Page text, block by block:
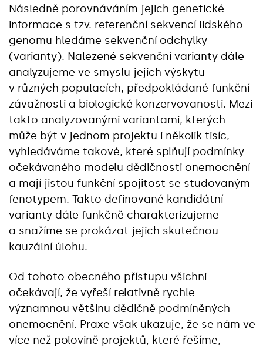
Následně porovnáváním jejich genetické
informace s tzv. referenční sekvencí lidského
genomu hledáme sekvenční odchylky
(varianty). Nalezené sekvenční varianty dále
analyzujeme ve smyslu jejich výskytu
v různých populacích, předpokládané funkční
závažnosti a biologické konzervovanosti. Mezi
takto analyzovanými variantami, kterých
může být v jednom projektu i několik tisíc,
vyhledáváme takové, které splňují podmínky
očekávaného modelu dědičnosti onemocnění
a mají jistou funkční spojitost se studovaným
fenotypem. Takto definované kandidátní
varianty dále funkčně charakterizujeme
a snažíme se prokázat jejich skutečnou
kauzální úlohu.
Od tohoto obecného přístupu všichni
očekávají, že vyřeší relativně rychle
významnou většinu dědičně podmíněných
onemocnění. Praxe však ukazuje, že se nám ve
více než polovině projektů, které řešíme,